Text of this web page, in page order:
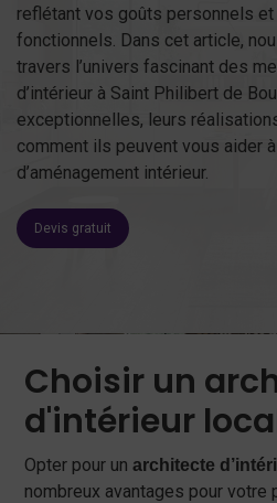
reflétant vos goûts personnels
fonctionnels. Dans cet article,
travers l’univers fascinant des
d’intérieur à Saint Philibert de
exceptionnelles, leurs
comment ils peuvent vous aider
d’aménagement intérieur.
Devis gratuit
Choisir un
d'intérieur
Opter pour unarchitecte
nombreux avantages pour votre